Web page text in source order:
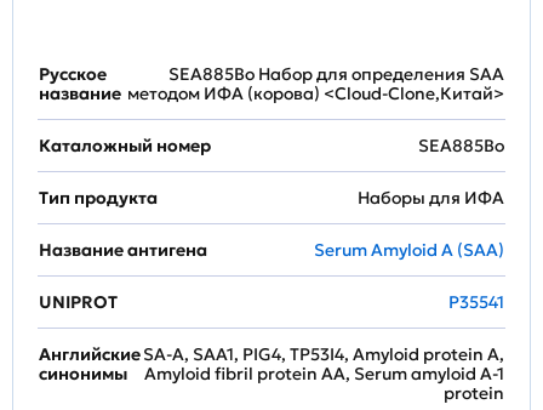
Русское
название
SEA885Bo Набор для определения SAA
методом ИФА (корова) <Cloud-Clone,Китай>
Каталожный номер SEA885Bo
Тип продукта Наборы для ИФА
Название антигена Serum Amyloid A (SAA)
UNIPROT P35541
Английские
синонимы
SA-A, SAA1, PIG4, TP53I4, Amyloid protein A,
Amyloid fibril protein AA, Serum amyloid A-1
protein